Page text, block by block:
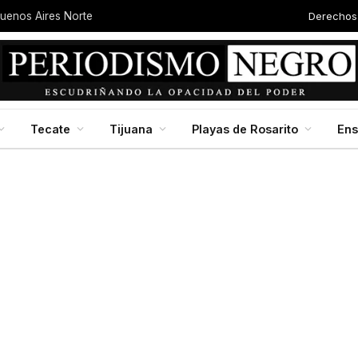
Aires Norte
Tecate Tijuana Playas de Rosarito